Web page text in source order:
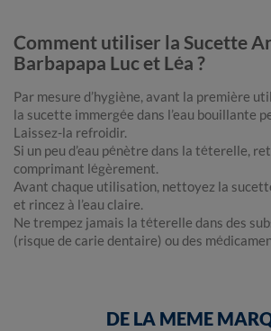
Comment utiliser la Sucette
Barbapapa Luc et Léa ?
Par mesure d’hygiène, avant la première
la sucette immergée dans l’eau bouillante
Laissez-la refroidir.
Si un peu d’eau pénètre dans la téterelle,
comprimant légèrement.
Avant chaque utilisation, nettoyez la
et rincez à l’eau claire.
Ne trempez jamais la téterelle dans des
(risque de carie dentaire) ou des
DE LA MEME